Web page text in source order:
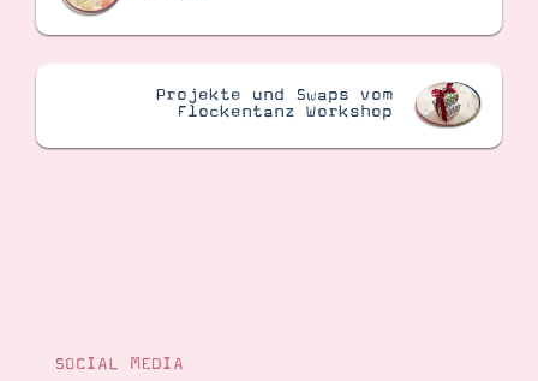
Projekte und Swaps vom
Flockentanz Workshop
SOCIAL MEDIA